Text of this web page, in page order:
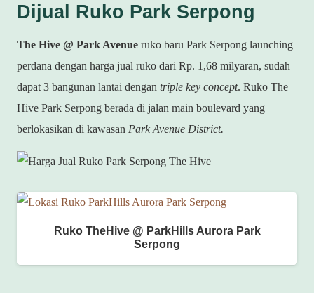
Dijual Ruko Park Serpong
The Hive @ Park Avenue ruko baru Park Serpong launching
perdana dengan harga jual ruko dari Rp. 1,68 milyaran, sudah
dapat 3 bangunan lantai dengan triple key concept. Ruko The
Hive Park Serpong berada di jalan main boulevard yang
berlokasikan di kawasan Park Avenue District.
Ruko TheHive @ ParkHills Aurora Park
Serpong